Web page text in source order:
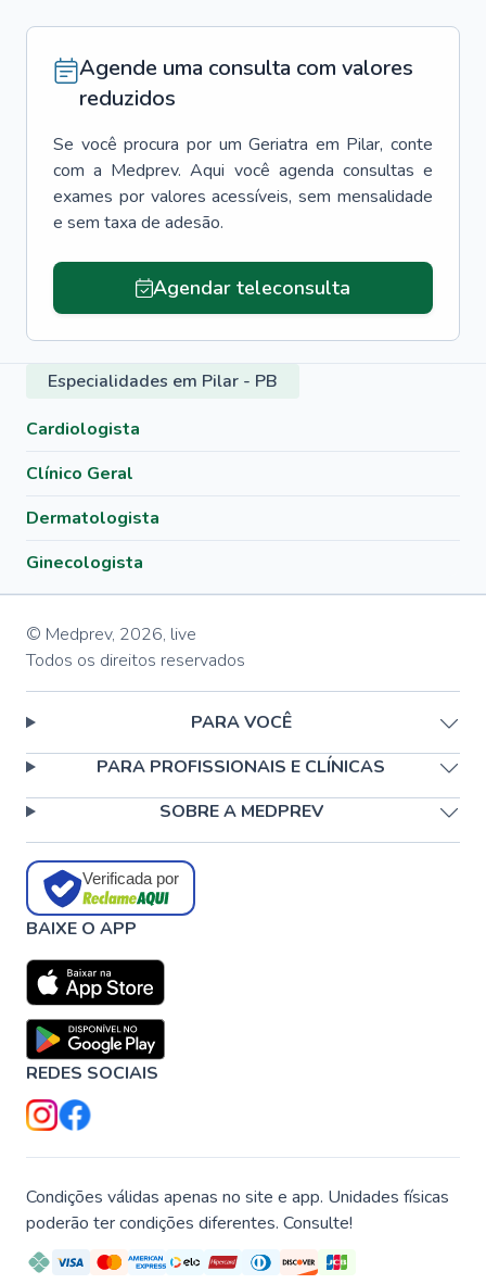
Agende uma consulta com valores
reduzidos
Se você procura por um Geriatra em Pilar, conte
com a Medprev. Aqui você agenda consultas e
exames por valores acessíveis, sem mensalidade
e sem taxa de adesão.
Agendar teleconsulta
Especialidades em Pilar - PB
Cardiologista
Clínico Geral
Dermatologista
Ginecologista
© Medprev, 2026, live
Todos os direitos reservados
PARA VOCÊ
PARA PROFISSIONAIS E CLÍNICAS
SOBRE A MEDPREV
Verificada por
BAIXE O APP
REDES SOCIAIS
Condições válidas apenas no site e app. Unidades físicas
poderão ter condições diferentes. Consulte!